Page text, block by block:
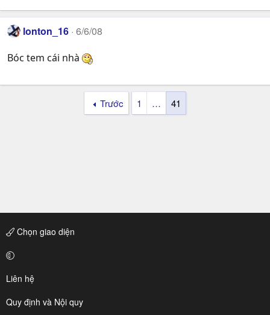
lonton_16 6/6/08
Bóc tem cái nhà
Trước 1 … 41
Chọn giao diện
Liên hệ
Quy định và Nội quy